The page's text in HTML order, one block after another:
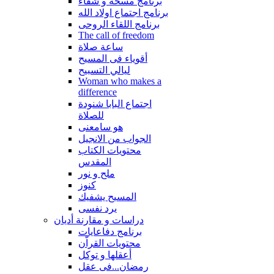
برنامج اجتماع اولاد الله
برنامج اللقاء الروحى
The call of freedom
ساعة صلاة
أقوياء فى المسيح
ليالي التسبيح
Woman who makes a
difference
اجتماع البابا شنودة
للصلاة
هو سامعنى
الجواب من الانجيل
محتويات الكتاب
المقدس
ملح و نور
كنوز
المسيح يشفيك
يرد نفسى
دراسات و مقارنة أديان
برنامج دفاعايات
محتويات القراّن
أعقلها و توكل
رمضان...فى عقل